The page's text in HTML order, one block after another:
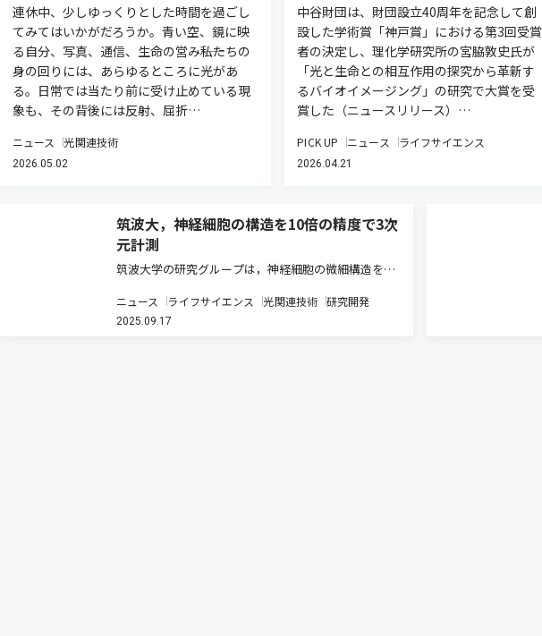
連休中、少しゆっくりとした時間を過ごし
てみてはいかがだろうか。青い空、鏡に映
る自分、写真、通信、生命の営み――私たちの
身の回りには、あらゆるところに光があ
る。日常では当たり前に受け止めている現
象も、その背後には反射、屈折…
ニュース 光関連技術
2026.05.02
中谷財団は、財団設立40周年を記念して創
設した学術賞「神戸賞」における第3回受賞
者の決定し、理化学研究所の宮脇敦史氏が
「光と生命との相互作用の探究から革新す
るバイオイメージング」の研究で大賞を受
賞した（ニュースリリース）…
PICK UP ニュース ライフサイエンス
2026.04.21
筑波大，神経細胞の構造を10倍の精度で3次
元計測
筑波大学の研究グループは，神経細胞の微細構造を高
ースリリース）。 脳は一つの神経細胞，またはシナプ
ス結合を基本単位として構成され，それらの形態や構
ニュース ライフサイエンス 光関連技術 研究開発
2025.09.17